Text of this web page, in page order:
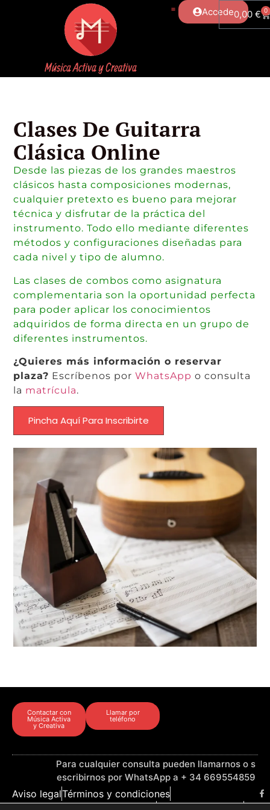
Accede0,00 € 0
Clases De Guitarra
Clásica Online
Desde las piezas de los grandes maestros
clásicos hasta composiciones modernas,
cualquier pretexto es bueno para mejorar
técnica y disfrutar de la práctica del
instrumento. Todo ello mediante diferentes
métodos y configuraciones diseñadas para
cada nivel y tipo de alumno.
Las clases de combos como asignatura
complementaria son la oportunidad perfecta
para poder aplicar los conocimientos
adquiridos de forma directa en un grupo de
diferentes instrumentos.
¿Quieres más información o reservar
plaza? Escríbenos porWhatsApp o consulta
la matrícula.
Pincha Aquí Para Inscribirte
Contactar con
Música Activa
y Creativa
Llamar por
teléfono
Para cualquier consulta pueden llamarnos o s
escribirnos por WhatsApp a + 34 669554859
Aviso legalTérminos y condiciones